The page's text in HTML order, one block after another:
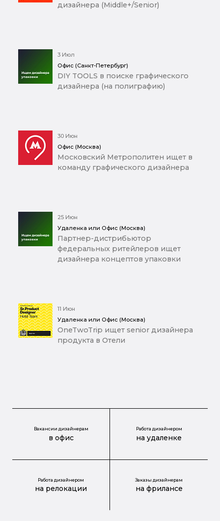
дизайнера (Middle+/Senior)
3 Июл
Офис (Санкт-Петербург)
DIY TOOLS в поиске графического
дизайнера (на полиграфию)
30 Июн
Офис (Москва)
Московский Метрополитен ищет в
команду графического дизайнера
25 Июн
Удаленка или Офис (Москва)
Партнер-дистрибьютор
федеральных ритейлеров ищет
дизайнера концептов упаковки
11 Июн
Удаленка или Офис (Москва)
OneTwoTrip ищет senior дизайнера
продукта в Отели
Вакансии дизайнерам
в офис
Работа дизайнером
на удаленке
Работа дизайнером
на релокации
Заказы дизайнерам
на фрилансе